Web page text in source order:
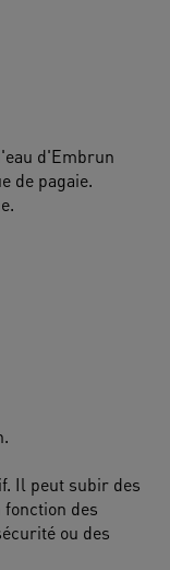
d'Embrun
de pagaie.
Il peut subir des
des
ou des